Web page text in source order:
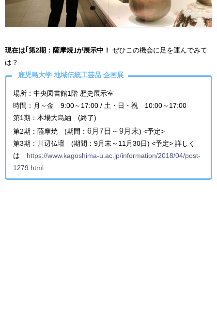
現在は｢第2期：薩摩焼｣が展示中！
ぜひこの機会に足を運んでみて
は？
鹿児島大学 地域伝統工芸品 企画展
場所：中央図書館1階 歴史展示室
時間：月～金 9:00～17:00 / 土・日・祝 10:00～17:00
第1期：本場大島紬 (終了)
第2期：薩摩焼 (期間： 6月7日～9月末) <予定>
第3期：川辺仏壇 (期間：9月末～11月30日) <予定> 詳しく
は
https://www.kagoshima-u.ac.jp/information/2018/04/post-
1279.html